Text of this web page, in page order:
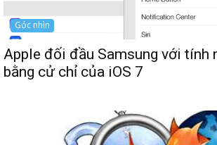
Góc nhìn
Apple đối đầu Samsung với tính
bằng cử chỉ của iOS 7